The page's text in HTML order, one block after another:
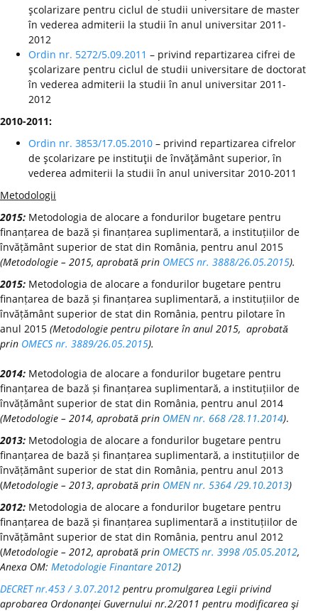
şcolarizare pentru ciclul de studii universitare de master
în vederea admiterii la studii în anul universitar 2011-
2012
Ordin nr. 5272/5.09.2011 – privind repartizarea cifrei de
şcolarizare pentru ciclul de studii universitare de doctorat
în vederea admiterii la studii în anul universitar 2011-
2012
2010-2011:
Ordin nr. 3853/17.05.2010 – privind repartizarea cifrelor
de şcolarizare pe instituţii de învăţământ superior, în
vederea admiterii la studii în anul universitar 2010-2011
Metodologii
2015: Metodologia de alocare a fondurilor bugetare pentru
finanțarea de bază și finanțarea suplimentară, a instituțiilor de
învățământ superior de stat din România, pentru anul 2015
(Metodologie – 2015, aprobată prin OMECS nr. 3888/26.05.2015).
2015: Metodologia de alocare a fondurilor bugetare pentru
finanțarea de bază și finanțarea suplimentară, a instituțiilor de
învățământ superior de stat din România, pentru pilotare în
anul 2015 (Metodologie pentru pilotare în anul 2015, aprobată
prin OMECS nr. 3889/26.05.2015).
2014: Metodologia de alocare a fondurilor bugetare pentru
finanțarea de bază și finanțarea suplimentară, a instituțiilor de
învățământ superior de stat din România, pentru anul 2014
(Metodologie – 2014, aprobată prin OMEN nr. 668 /28.11.2014).
2013: Metodologia de alocare a fondurilor bugetare pentru
finanțarea de bază și finanțarea suplimentară, a instituțiilor de
învățământ superior de stat din România, pentru anul 2013
(Metodologie – 2013, aprobată prin OMEN nr. 5364 /29.10.2013)
2012: Metodologia de alocare a fondurilor bugetare pentru
finanțarea de bază și finanțarea suplimentară a instituțiilor de
învățământ superior de stat din România, pentru anul 2012
(Metodologie – 2012, aprobată prin OMECTS nr. 3998 /05.05.2012,
Anexa OM: Metodologie Finantare 2012)
DECRET nr.453 / 3.07.2012 pentru promulgarea Legii privind
aprobarea Ordonanţei Guvernului nr.2/2011 pentru modificarea şi